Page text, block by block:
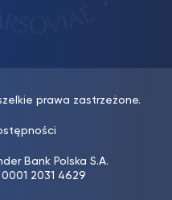
prawa zastrzeżone.
Bank Polska S.A.
2031 4629